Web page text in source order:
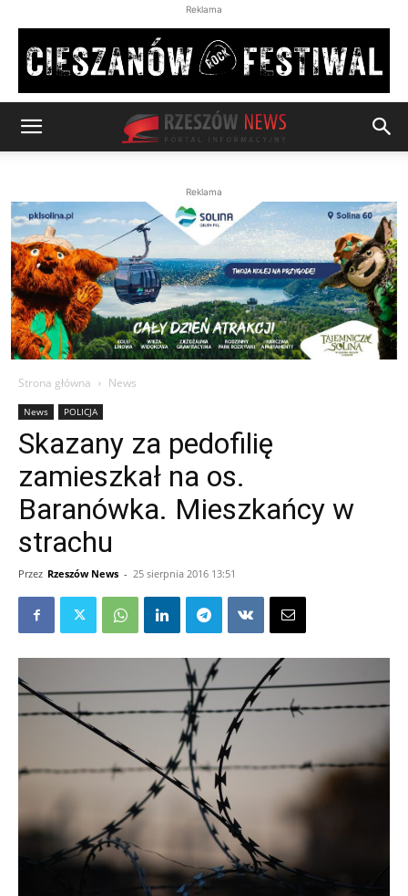
Reklama
Reklama
Strona główna News
News POLICJA
Skazany za pedofilię
zamieszkał na os.
Baranówka. Mieszkańcy w
strachu
Przez Rzeszów News - 25 sierpnia 2016 13:51